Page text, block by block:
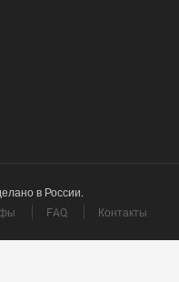
в России.
FAQ Контакты